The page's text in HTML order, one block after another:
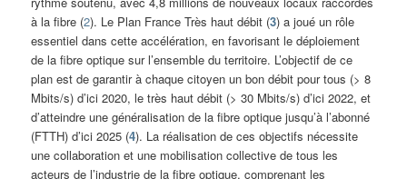
à la fibre (2). Le Plan France Très haut débit (3) a joué un rôle
essentiel dans cette accélération, en favorisant le déploiement
de la fibre optique sur l’ensemble du territoire. L’objectif de ce
plan est de garantir à chaque citoyen un bon débit pour tous (> 8
Mbits/s) d’ici 2020, le très haut débit (> 30 Mbits/s) d’ici 2022, et
d’atteindre une généralisation de la fibre optique jusqu’à l’abonné
(FTTH) d’ici 2025 (4). La réalisation de ces objectifs nécessite
une collaboration et une mobilisation collective de tous les
acteurs de l’industrie de la fibre optique, comprenant les